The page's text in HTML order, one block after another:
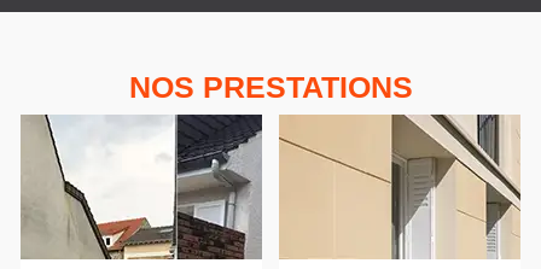
NOS PRESTATIONS